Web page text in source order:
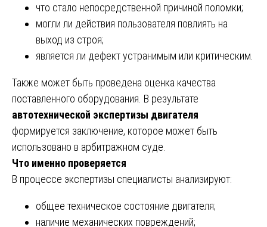
что стало непосредственной причиной поломки;
могли ли действия пользователя повлиять на
выход из строя;
является ли дефект устранимым или критическим.
Также может быть проведена оценка качества
поставленного оборудования. В результате
автотехнической экспертизы двигателя
формируется заключение, которое может быть
использовано в арбитражном суде.
Что именно проверяется
В процессе экспертизы специалисты анализируют:
общее техническое состояние двигателя;
наличие механических повреждений;